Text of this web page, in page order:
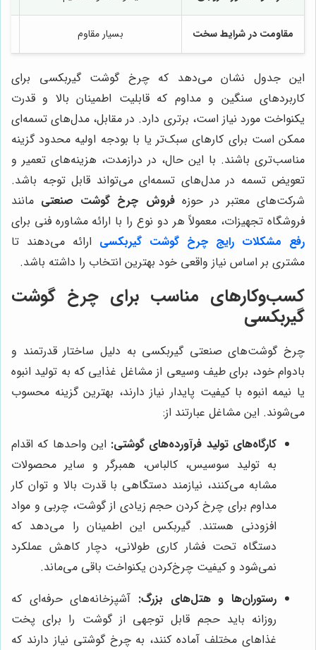
مقاومت در شرایط سخت بسیار مقاوم
این جدول نشان می‌دهد که چرخ گوشت گیربکسی برای
کاربردهای سنگین و مداوم که قابلیت اطمینان بالا و قدرت
یکنواخت مورد نیاز است، برتری دارد. در مقابل، مدل‌های تسمه‌ای
ممکن است برای کارهای سبک‌تر یا با بودجه اولیه محدود گزینه
مناسب‌تری باشند. با این حال، در درازمدت، هزینه‌های تعمیر و
تعویض تسمه در مدل‌های تسمه‌ای می‌تواند قابل توجه باشد.
شرکت‌های معتبر در حوزه فروش چرخ گوشت صنعتی مانند
فروشگاه تجهیزات، معمولاً هر دو نوع را با ارائه مشاوره فنی برای
رفع مشکلات رایج چرخ گوشت گیربکسی ارائه می‌دهند تا
مشتری بر اساس نیاز واقعی خود بهترین انتخاب را داشته باشد.
کسب‌وکارهای مناسب برای چرخ گوشت
گیربکسی
چرخ گوشت‌های صنعتی گیربکسی به دلیل ساختار قدرتمند و
بادوام خود، برای طیف وسیعی از مشاغل غذایی که به تولید انبوه
یا نیمه انبوه با کیفیت پایدار نیاز دارند، بهترین گزینه محسوب
می‌شوند. این مشاغل عبارتند از:
کارگاه‌های تولید فرآورده‌های گوشتی: این واحدها که اقدام
به تولید سوسیس، کالباس، همبرگر و سایر محصولات
مشابه می‌کنند، نیازمند دستگاهی با قدرت بالا و توان کار
مداوم برای چرخ کردن حجم زیادی از گوشت، چربی و مواد
افزودنی هستند. گیربکس این اطمینان را می‌دهد که
دستگاه تحت فشار کاری طولانی، دچار کاهش عملکرد
نمی‌شود و کیفیت چرخ‌کردن یکنواخت باقی می‌ماند.
رستوران‌ها و هتل‌های بزرگ: آشپزخانه‌های حرفه‌ای که
روزانه باید حجم قابل توجهی از گوشت را برای پخت
غذاهای مختلف آماده کنند، به چرخ گوشتی نیاز دارند که